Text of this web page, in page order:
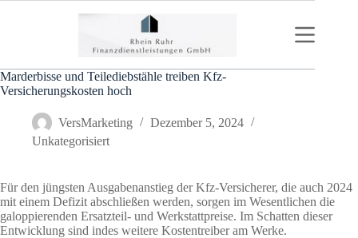
Marderbisse und Teilediebstähle treiben Kfz-
Versicherungskosten hoch
VersMarketing
Dezember 5, 2024
Unkategorisiert
Für den jüngsten Ausgabenanstieg der Kfz-Versicherer, die auch 2024
mit einem Defizit abschließen werden, sorgen im Wesentlichen die
galoppierenden Ersatzteil- und Werkstattpreise. Im Schatten dieser
Entwicklung sind indes weitere Kostentreiber am Werke.